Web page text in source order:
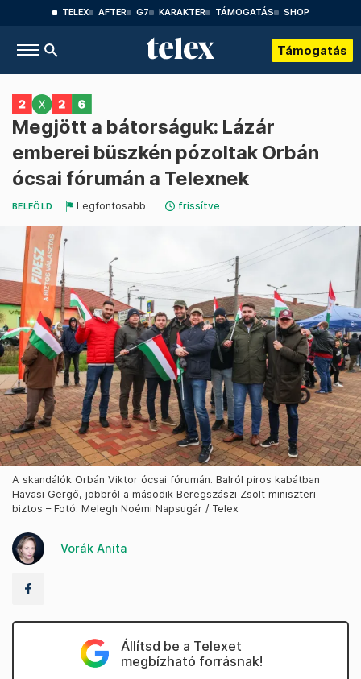
TELEX AFTER G7 KARAKTER TÁMOGATÁS SHOP
Támogatás
Megjött a bátorságuk: Lázár
emberei büszkén pózoltak Orbán
ócsai fórumán a Telexnek
BELFÖLD Legfontosabb frissítve
A skandálók Orbán Viktor ócsai fórumán. Balról piros kabátban
Havasi Gergő, jobbról a második Beregszászi Zsolt miniszteri
biztos – Fotó: Melegh Noémi Napsugár / Telex
Vorák Anita
Állítsd be a Telexet
megbízható forrásnak!